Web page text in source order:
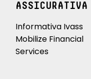
ASSICURATIVA
Informativa Ivass
Mobilize Financial
Services